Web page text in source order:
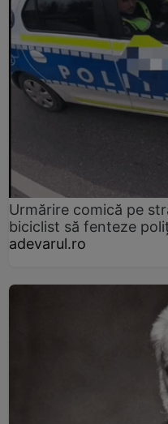
Urmărire comică pe
biciclist să fenteze
adevarul.ro